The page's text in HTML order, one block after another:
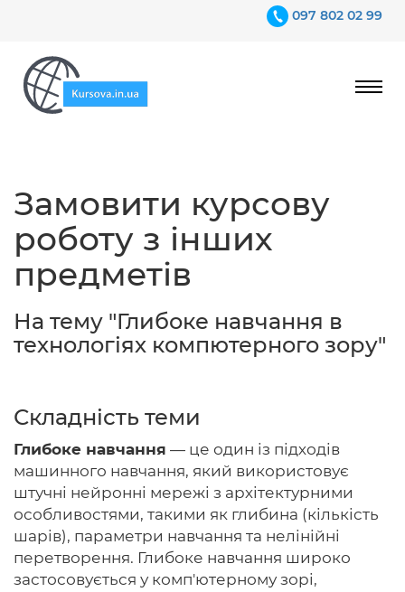
097 802 02 99
Замовити курсову
роботу з інших
предметів
На тему "Глибоке навчання в
технологіях компютерного зору"
Складність теми
Глибоке навчання — це один із підходів
машинного навчання, який використовує
штучні нейронні мережі з архітектурними
особливостями, такими як глибина (кількість
шарів), параметри навчання та нелінійні
перетворення. Глибоке навчання широко
застосовується у комп'ютерному зорі,
Гарантії
Відгуки
Контакти
Головна
Авторам
Умови